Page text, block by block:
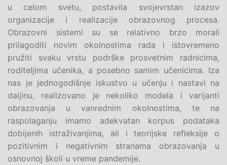
u celom svetu, postavila svojevrstan izazov
organizacije i realizacije obrazovnog procesa.
Obrazovni sistemi su se relativno brzo morali
prilagoditi novim okolnostima rada i istovremeno
pružiti svaku vrstu podrške prosvetnim radnicima,
roditeljima učenika, a posebno samim učenicima. Iza
nas je jednogodišnje iskustvo u učenju i nastavi na
daljinu, realizovano je nekoliko modela i varijanti
obrazovanja u vanrednim okolnostima, te na
raspolaganju imamo adekvatan korpus podataka
dobijenih istraživanjima, ali i teorijske refleksije o
pozitivnim i negativnim stranama obrazovanja u
osnovnoj školi u vreme pandemije.